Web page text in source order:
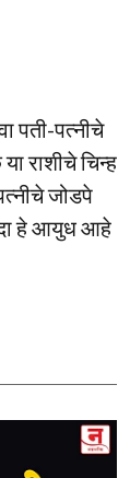
पती-पत्नीचे
राशीचे चिन्ह
जोडपे
गदा हे आयुध आहे